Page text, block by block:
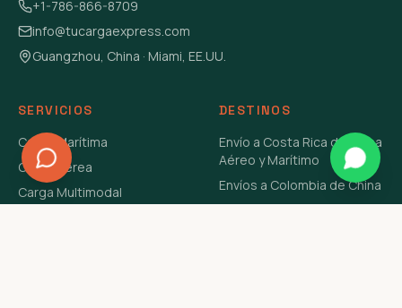
+1-786-866-8709
info@tucargaexpress.com
Guangzhou, China · Miami, EE.UU.
SERVICIOS
Carga Marítima
Carga Aérea
Carga Multimodal
DESTINOS
Envío a Costa Rica de China
Aéreo y Marítimo
Envíos a Colombia de China